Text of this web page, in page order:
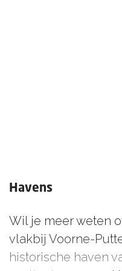
Havens
Wil je meer weten
vlakbij Voorne-
historische haven